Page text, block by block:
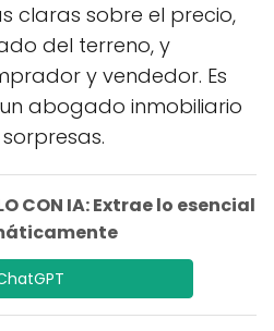
claras sobre el precio,
del terreno, y
y vendedor. Es
abogado inmobiliario
CON IA: Extrae lo esencial